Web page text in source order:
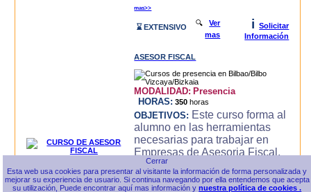
mas>>
⌛ EXTENSIVO 🔍Ver
mas
i
Solicitar
Información
ASESOR FISCAL
MODALIDAD: Presencia
HORAS: 350 horas
OBJETIVOS: Este curso forma al
alumno en las herramientas
necesarias para trabajar en
Empresas de Asesoria Fiscal,
conoce las herramientas
ofimaticas, Internet,
Contabilidad General e
Esta web usa cookies para presentar al visitante la información de forma personalizada y
mejorar su experiencia de usuario. Si continua navegando por ella entendemos que acepta
su utilización, Puede encontrar aquí mas información ynuestra política de cookies .